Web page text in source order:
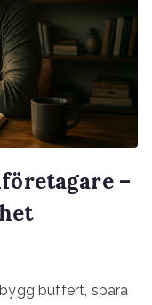
–
buffert, spara